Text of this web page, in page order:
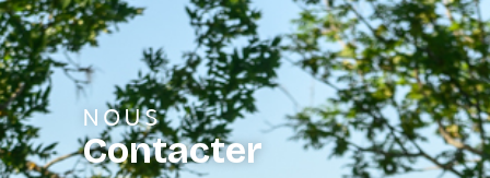
NOUS
Contacter